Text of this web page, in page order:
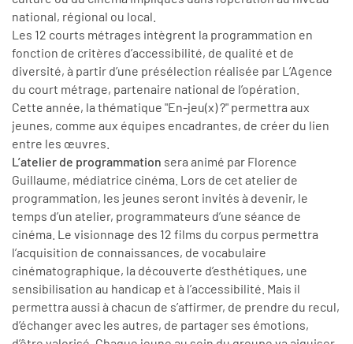
national, régional ou local.
Les 12 courts métrages intègrent la programmation en
fonction de critères d’accessibilité, de qualité et de
diversité, à partir d’une présélection réalisée par L’Agence
du court métrage, partenaire national de l’opération.
Cette année, la thématique "En-jeu(x) ?" permettra aux
jeunes, comme aux équipes encadrantes, de créer du lien
entre les œuvres.
L’atelier de programmation sera animé par Florence
Guillaume, médiatrice cinéma. Lors de cet atelier de
programmation, les jeunes seront invités à devenir, le
temps d’un atelier, programmateurs d’une séance de
cinéma. Le visionnage des 12 films du corpus permettra
l’acquisition de connaissances, de vocabulaire
cinématographique, la découverte d’esthétiques, une
sensibilisation au handicap et à l’accessibilité. Mais il
permettra aussi à chacun de s’affirmer, de prendre du recul,
d’échanger avec les autres, de partager ses émotions,